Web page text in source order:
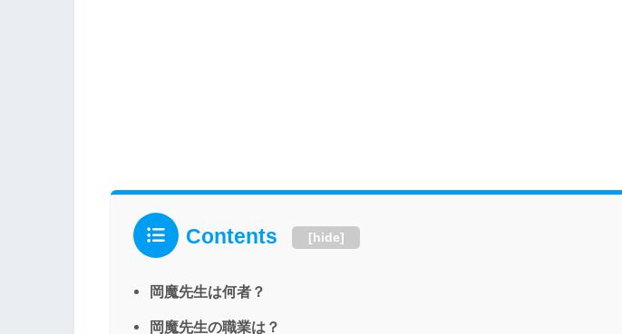
Contents [hide]
岡魔先生は何者？
岡魔先生の職業は？